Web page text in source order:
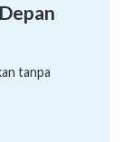
tanpa